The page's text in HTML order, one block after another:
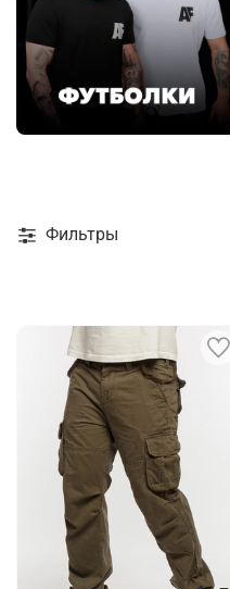
Фильтры